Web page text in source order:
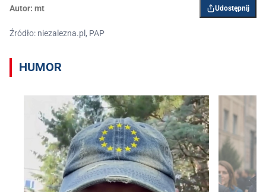
Autor: mt Udostępnij
Źródło: niezalezna.pl, PAP
HUMOR